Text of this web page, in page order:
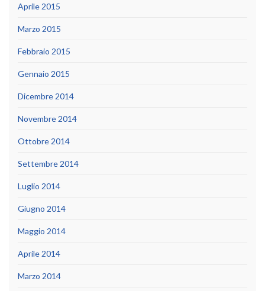
Aprile 2015
Marzo 2015
Febbraio 2015
Gennaio 2015
Dicembre 2014
Novembre 2014
Ottobre 2014
Settembre 2014
Luglio 2014
Giugno 2014
Maggio 2014
Aprile 2014
Marzo 2014